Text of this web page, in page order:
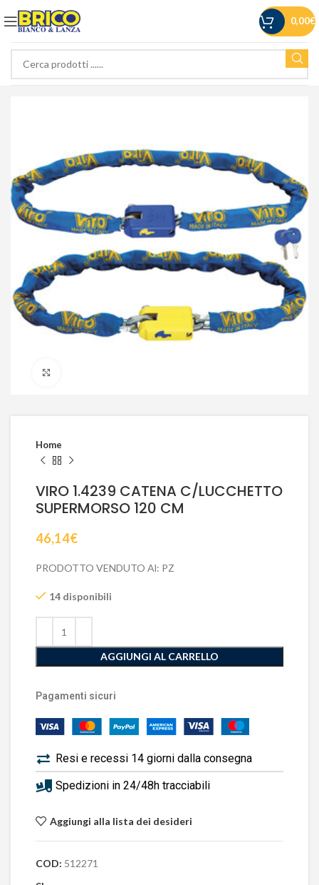
0,00€
Home
VIRO 1.4239 CATENA C/LUCCHETTO
SUPERMORSO 120 CM
46,14€
PRODOTTO VENDUTO Al: PZ
14 disponibili
AGGIUNGI AL CARRELLO
Pagamenti sicuri
Resi e recessi 14 giorni dalla consegna
Spedizioni in 24/48h tracciabili
Aggiungi alla lista dei desideri
COD: 512271